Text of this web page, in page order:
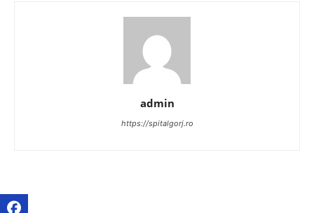
admin
https://spitalgorj.ro